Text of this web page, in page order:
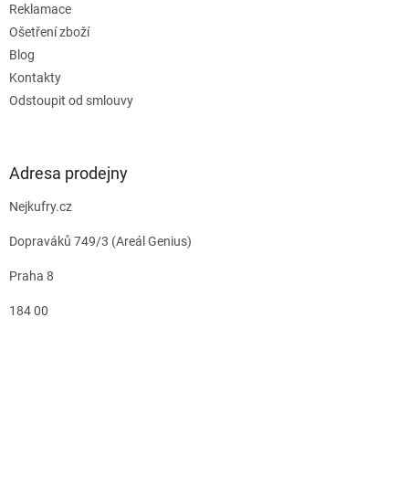
Reklamace
Ošetření zboží
Blog
Kontakty
Odstoupit od smlouvy
Adresa prodejny
Nejkufry.cz
Dopraváků 749/3 (Areál Genius)
Praha 8
184 00